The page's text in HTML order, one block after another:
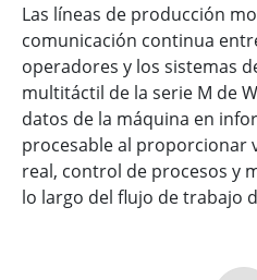
Las líneas de producción
comunicación continua
operadores y los sistemas
multitáctil de la serie M de
datos de la máquina en
procesable al proporcionar
real, control de procesos y
lo largo del flujo de trabajo